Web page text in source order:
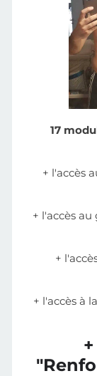
17
+ l'accès
+ l'accès
+
+ l'accès à la